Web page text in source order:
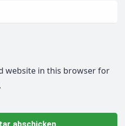
website in this browser for